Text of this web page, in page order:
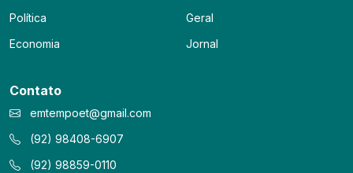
Política
Economia
Geral
Jornal
Contato
emtempoet@gmail.com
(92) 98408-6907
(92) 98859-0110